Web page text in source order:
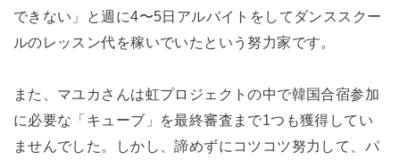
できない」と週に4〜5日アルバイトをしてダンススクー
ルのレッスン代を稼いでいたという努力家です。
また、マユカさんは虹プロジェクトの中で韓国合宿参加
に必要な「キューブ」を最終審査まで1つも獲得してい
ませんでした。しかし、諦めずにコツコツ努力して、パ